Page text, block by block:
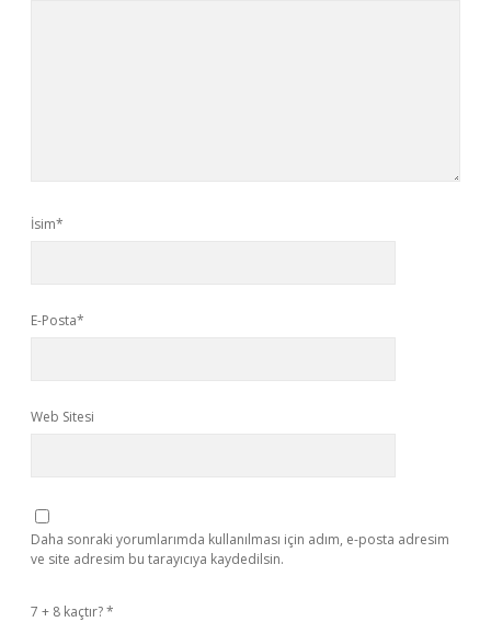
İsim*
E-Posta*
Web Sitesi
Daha sonraki yorumlarımda kullanılması için adım, e-posta adresim
ve site adresim bu tarayıcıya kaydedilsin.
7 + 8 kaçtır?*